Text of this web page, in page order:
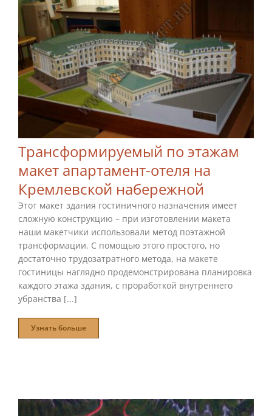
Трансформируемый по этажам макет
апартамент-отеля на Кремлевской
Трансформируемый по этажам
макет апартамент-отеля на
Кремлевской набережной
Этот макет здания гостиничного назначения имеет
сложную конструкцию – при изготовлении макета
наши макетчики использовали метод поэтажной
трансформации. С помощью этого простого, но
достаточно трудозатратного метода, на макете
гостиницы наглядно продемонстрирована планировка
каждого этажа здания, с проработкой внутреннего
убранства [...]
Узнать больше